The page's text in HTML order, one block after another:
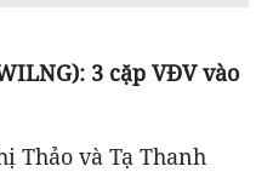
3 cặp VĐV vào
Thảo và Tạ Thanh